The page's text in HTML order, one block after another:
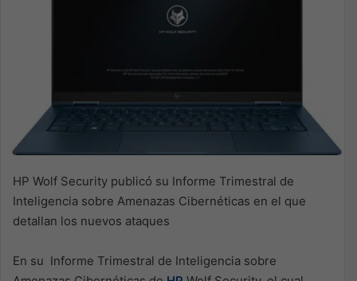
HP Wolf Security publicó su Informe Trimestral de
Inteligencia sobre Amenazas Cibernéticas en el que
detallan los nuevos ataques
En su Informe Trimestral de Inteligencia sobre